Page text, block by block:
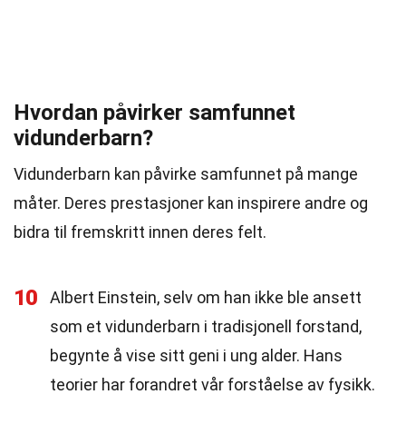
Hvordan påvirker samfunnet
vidunderbarn?
Vidunderbarn kan påvirke samfunnet på mange
måter. Deres prestasjoner kan inspirere andre og
bidra til fremskritt innen deres felt.
10
Albert Einstein, selv om han ikke ble ansett
som et vidunderbarn i tradisjonell forstand,
begynte å vise sitt geni i ung alder. Hans
teorier har forandret vår forståelse av fysikk.